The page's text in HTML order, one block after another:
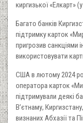
киргизької «Елкарт»
Багато банків
підтримку карток
пригрозив санкціями
використовувати
США в лютому 2024
оператора карток
підтримували деякі
В’єтнаму,
визнаних Абхазії та